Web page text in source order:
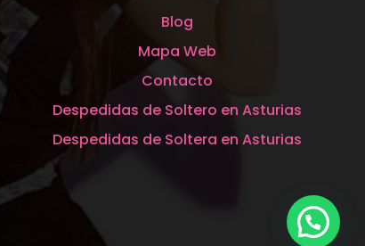
Blog
Mapa Web
Contacto
Despedidas de Soltero en Asturias
Despedidas de Soltera en Asturias